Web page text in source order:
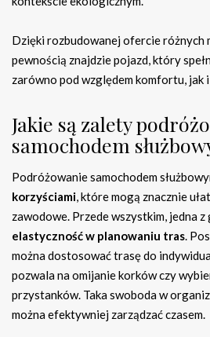
Dzięki rozbudowanej ofercie różnych
pewnością znajdzie pojazd, który
zarówno pod względem komfortu, jak
Jakie są zalety
samochodem
Podróżowanie samochodem
korzyściami, które mogą znacznie
zawodowe. Przede wszystkim, jedna
elastyczność w planowaniu tras.
można dostosować trasę do
pozwala na omijanie korków czy
przystanków. Taka swoboda w
można efektywniej zarządzać czasem.